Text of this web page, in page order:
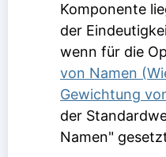
Komponente
der
wenn für die
von Namen
Gewichtung
der
Namen"